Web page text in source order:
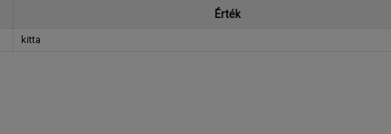
Érték
kitta